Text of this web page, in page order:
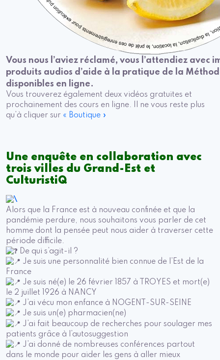
Vous nous l’aviez réclamé, vous l’attendiez avec
produits audios d’aide à la pratique de la
disponibles en ligne.
Vous trouverez également deux vidéos gratuites et
prochainement des cours en ligne. Il ne vous reste plus
qu’à cliquer sur « Boutique »
Une enquête en collaboration avec
trois villes du Grand-Est et
CulturistiQ
Alors que la France est à nouveau confinée et que la
pandémie perdure, nous souhaitons vous parler de cet
homme dont la pensée peut nous aider à traverser cette
période difficile.
De qui s’agit-il ?
Je suis une personnalité bien connue de l’Est de la
France
Je suis né(e) le 26 février 1857 à TROYES et mort(e)
le 2 juillet 1926 à NANCY
J’ai vécu mon enfance à NOGENT-SUR-SEINE
Je suis un(e) pharmacien(ne)
J’ai fait beaucoup de recherches pour soulager mes
patients grâce à l’autosuggestion
J’ai donné de nombreuses conférences partout
dans le monde pour aider les gens à aller mieux